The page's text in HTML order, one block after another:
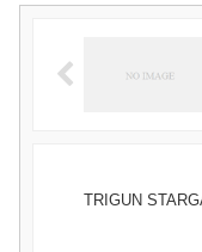
TRIGUN